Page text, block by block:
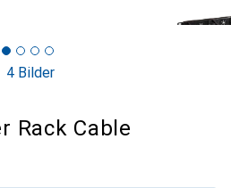
4 Bilder
Rack Cable